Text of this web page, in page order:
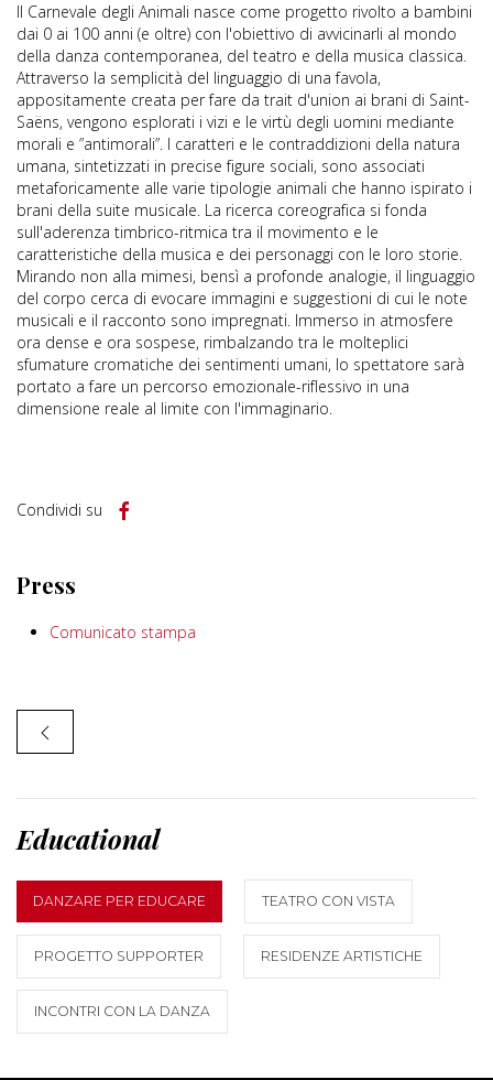
Il Carnevale degli Animali nasce come progetto rivolto a bambini
dai 0 ai 100 anni (e oltre) con l'obiettivo di avvicinarli al mondo
della danza contemporanea, del teatro e della musica classica.
Attraverso la semplicità del linguaggio di una favola,
appositamente creata per fare da trait d'union ai brani di Saint-
Saëns, vengono esplorati i vizi e le virtù degli uomini mediante
morali e ”antimorali”. I caratteri e le contraddizioni della natura
umana, sintetizzati in precise figure sociali, sono associati
metaforicamente alle varie tipologie animali che hanno ispirato i
brani della suite musicale. La ricerca coreografica si fonda
sull'aderenza timbrico-ritmica tra il movimento e le
caratteristiche della musica e dei personaggi con le loro storie.
Mirando non alla mimesi, bensì a profonde analogie, il linguaggio
del corpo cerca di evocare immagini e suggestioni di cui le note
musicali e il racconto sono impregnati. Immerso in atmosfere
ora dense e ora sospese, rimbalzando tra le molteplici
sfumature cromatiche dei sentimenti umani, lo spettatore sarà
portato a fare un percorso emozionale-riflessivo in una
dimensione reale al limite con l'immaginario.
Condividi su
Press
Comunicato stampa
Educational
DANZARE PER EDUCARE TEATRO CON VISTA
PROGETTO SUPPORTER RESIDENZE ARTISTICHE
INCONTRI CON LA DANZA